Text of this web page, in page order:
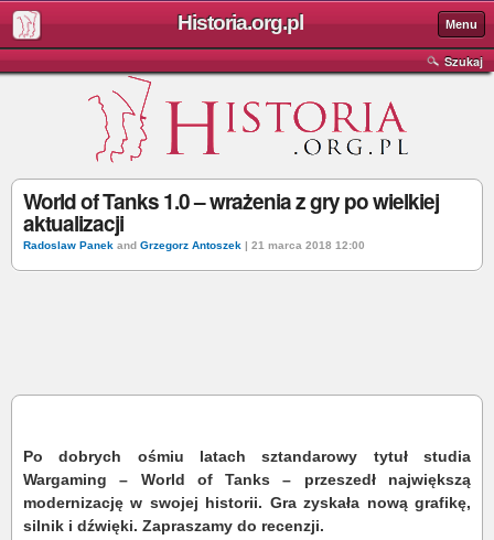
Historia.org.pl Menu
Szukaj
World of Tanks 1.0 – wrażenia z gry po wielkiej
aktualizacji
Radoslaw Panek and Grzegorz Antoszek | 21 marca 2018 12:00
Po dobrych ośmiu latach sztandarowy tytuł studia
Wargaming – World of Tanks – przeszedł największą
modernizację w swojej historii. Gra zyskała nową grafikę,
silnik i dźwięki. Zapraszamy do recenzji.